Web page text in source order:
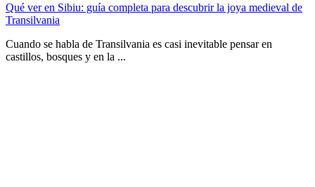
Qué ver en Sibiu: guía completa para descubrir la joya medieval de
Transilvania
Cuando se habla de Transilvania es casi inevitable pensar en
castillos, bosques y en la ...